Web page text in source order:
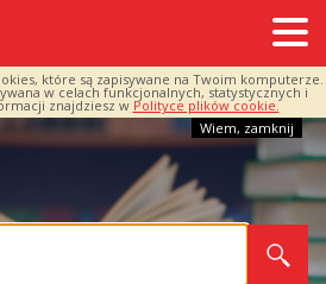
które są zapisywane na Twoim komputerze.
w celach funkcjonalnych, statystycznych i
znajdziesz w Polityce plików cookie.
Wiem, zamknij